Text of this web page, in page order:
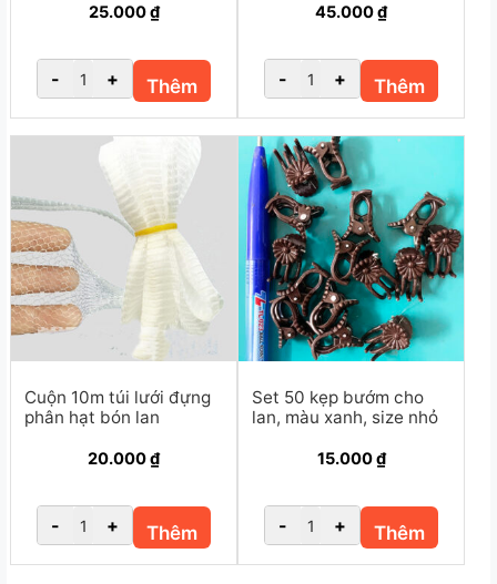
25.000₫
- + Thêm
45.000₫
- + Thêm
Cuộn 10m túi lưới đựng
phân hạt bón lan
20.000₫
- + Thêm
Set 50 kẹp bướm cho
lan, màu xanh, size nhỏ
15.000₫
- + Thêm